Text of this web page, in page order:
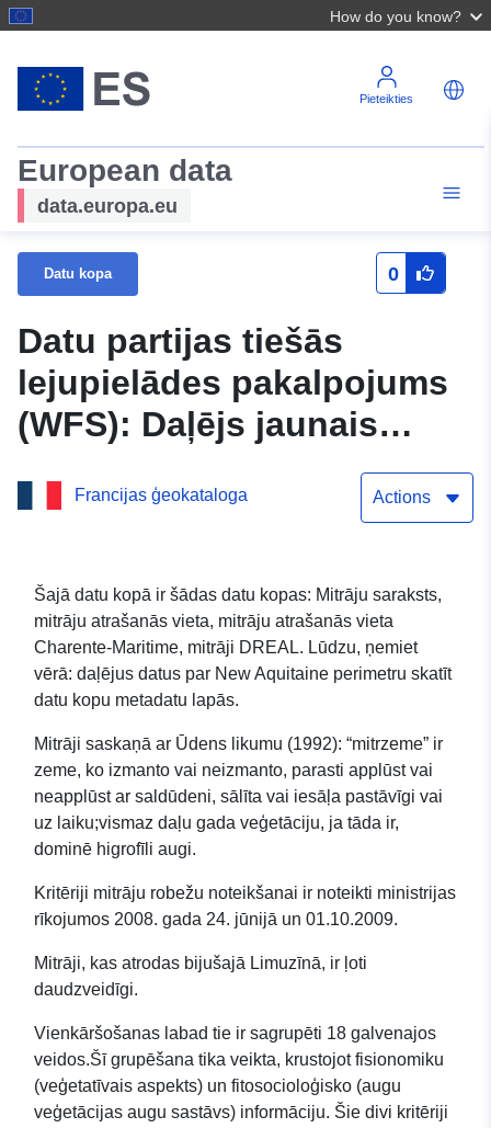
How do you know?
Pieteikties
European data
data.europa.eu
Datu kopa 0
Datu partijas tiešās
lejupielādes pakalpojums
(WFS): Daļējs jaunais
Akvitānijas mitrāji
Francijas ģeokataloga Actions
Šajā datu kopā ir šādas datu kopas: Mitrāju saraksts,
mitrāju atrašanās vieta, mitrāju atrašanās vieta
Charente-Maritime, mitrāji DREAL. Lūdzu, ņemiet
vērā: daļējus datus par New Aquitaine perimetru skatīt
datu kopu metadatu lapās.
Mitrāji saskaņā ar Ūdens likumu (1992): “mitrzeme” ir
zeme, ko izmanto vai neizmanto, parasti applūst vai
neapplūst ar saldūdeni, sālīta vai iesāļa pastāvīgi vai
uz laiku;vismaz daļu gada veģetāciju, ja tāda ir,
dominē higrofīli augi.
Kritēriji mitrāju robežu noteikšanai ir noteikti ministrijas
rīkojumos 2008. gada 24. jūnijā un 01.10.2009.
Mitrāji, kas atrodas bijušajā Limuzīnā, ir ļoti
daudzveidīgi.
Vienkāršošanas labad tie ir sagrupēti 18 galvenajos
veidos.Šī grupēšana tika veikta, krustojot fisionomiku
(veģetatīvais aspekts) un fitosocioloģisko (augu
veģetācijas augu sastāvs) informāciju. Šie divi kritēriji